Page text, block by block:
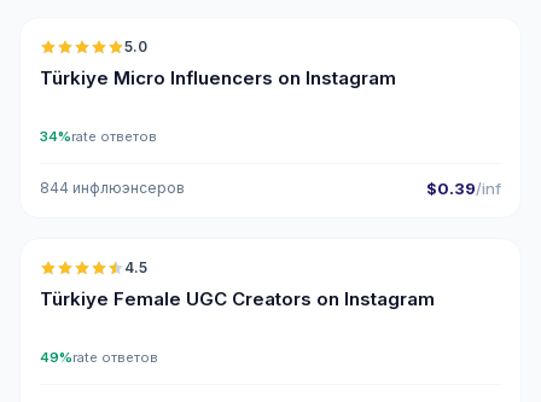
5.0
Türkiye Micro Influencers on Instagram
34%rate ответов
844 инфлюэнсеров $0.39/inf
🇹🇷
4.5
Türkiye Female UGC Creators on Instagram
49%rate ответов